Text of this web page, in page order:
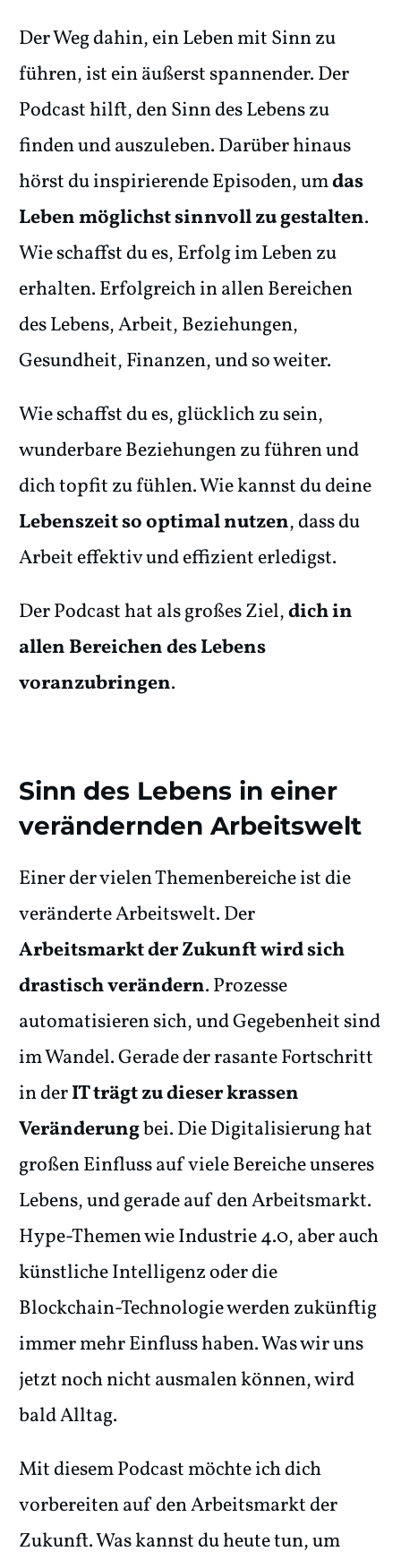
Der Weg dahin, ein Leben mit Sinn zu
führen, ist ein äußerst spannender. Der
Podcast hilft, den Sinn des Lebens zu
finden und auszuleben. Darüber hinaus
hörst du inspirierende Episoden, umdas
Leben möglichst sinnvoll zu gestalten.
Wie schaffst du es, Erfolg im Leben zu
erhalten. Erfolgreich in allen Bereichen
des Lebens, Arbeit, Beziehungen,
Gesundheit, Finanzen, und so weiter.
Wie schaffst du es, glücklich zu sein,
wunderbare Beziehungen zu führen und
dich topfit zu fühlen. Wie kannst du deine
Lebenszeit so optimal nutzen, dass du
Arbeit effektiv und effizient erledigst.
Der Podcast hat als großes Ziel,dich in
allen Bereichen des Lebens
voranzubringen.
Sinn des Lebens in einer
verändernden Arbeitswelt
Einer der vielen Themenbereiche ist die
veränderte Arbeitswelt. Der
Arbeitsmarkt der Zukunft wird sich
drastisch verändern. Prozesse
automatisieren sich, und Gegebenheit sind
im Wandel. Gerade der rasante Fortschritt
in derIT trägt zu dieser krassen
Veränderungbei. Die Digitalisierung hat
großen Einfluss auf viele Bereiche unseres
Lebens, und gerade auf den Arbeitsmarkt.
Hype-Themen wie Industrie 4.0, aber auch
künstliche Intelligenz oder die
Blockchain-Technologie werden zukünftig
immer mehr Einfluss haben. Was wir uns
jetzt noch nicht ausmalen können, wird
bald Alltag.
Mit diesem Podcast möchte ich dich
vorbereiten auf den Arbeitsmarkt der
Zukunft. Was kannst du heute tun, um